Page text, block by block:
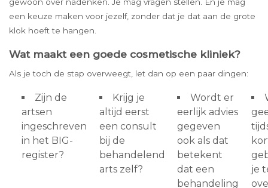
een keuze maken voor jezelf, zonder dat je dat aan de grote
klok hoeft te hangen.
Wat maakt een goede cosmetische kliniek?
Als je toch de stap overweegt, let dan op een paar dingen:
Zijn de
artsen
ingeschreven
in het BIG-
register?
Krijg je
altijd eerst
een consult
bij de
behandelend
arts zelf?
Wordt er
eerlijk advies
gegeven
ook als dat
betekent
dat een
behandeling
je